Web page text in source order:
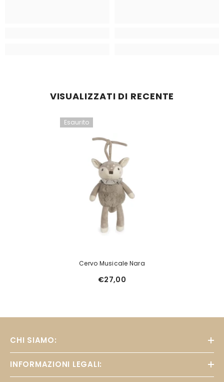
VISUALIZZATI DI RECENTE
Esaurito
Cervo Musicale Nara
€27,00
CHI SIAMO:
INFORMAZIONI LEGALI: